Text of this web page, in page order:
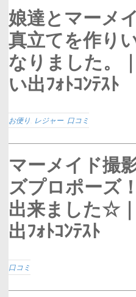
娘達とマーメ
真立てを作り
なりました。
い出ﾌｫﾄｺﾝﾃｽﾄ
お便り レジャー 口コミ
マーメイド撮
ズプロポーズ
出来ました☆
出ﾌｫﾄｺﾝﾃｽﾄ
口コミ